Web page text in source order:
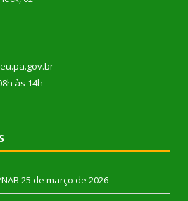
às 14h
25 de março de 2026